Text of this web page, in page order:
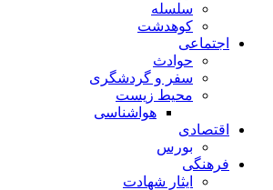
سلسله
کوهدشت
اجتماعی
حوادث
سفر و گردشگری
محیط زیست
هواشناسی
اقتصادی
بورس
فرهنگی
ایثار شهادت